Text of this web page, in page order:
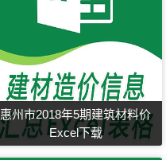
惠州市2018年5期建筑材料价
Excel下载